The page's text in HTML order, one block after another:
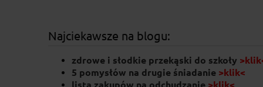
Najciekawsze na blogu:
zdrowe i słodkie przekąski do szkoły
5 pomysłów na drugie śniadanie >klik<
lista zakupów na odchudzanie >klik<